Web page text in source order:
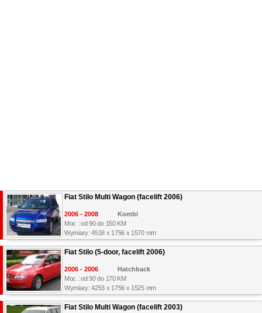
Fiat Stilo Multi Wagon (facelift 2006)
2006 - 2008
Kombi
Moc : od 90 do 150 KM
Wymiary: 4516 x 1756 x 1570 mm
Fiat Stilo (5-door, facelift 2006)
2006 - 2006
Hatchback
Moc : od 90 do 170 KM
Wymiary: 4253 x 1756 x 1525 mm
Fiat Stilo Multi Wagon (facelift 2003)